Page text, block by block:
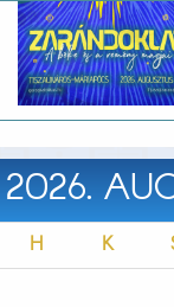
2026.
H K